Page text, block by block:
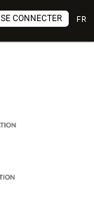
FR
SE CONNECTER